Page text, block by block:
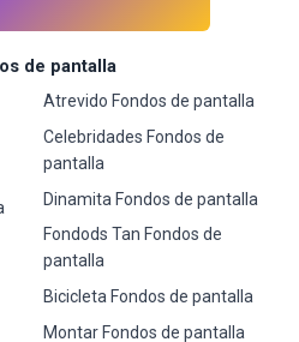
de pantalla
Atrevido Fondos de pantalla
Celebridades Fondos de
pantalla
Dinamita Fondos de pantalla
Fondods Tan Fondos de
pantalla
Bicicleta Fondos de pantalla
Montar Fondos de pantalla